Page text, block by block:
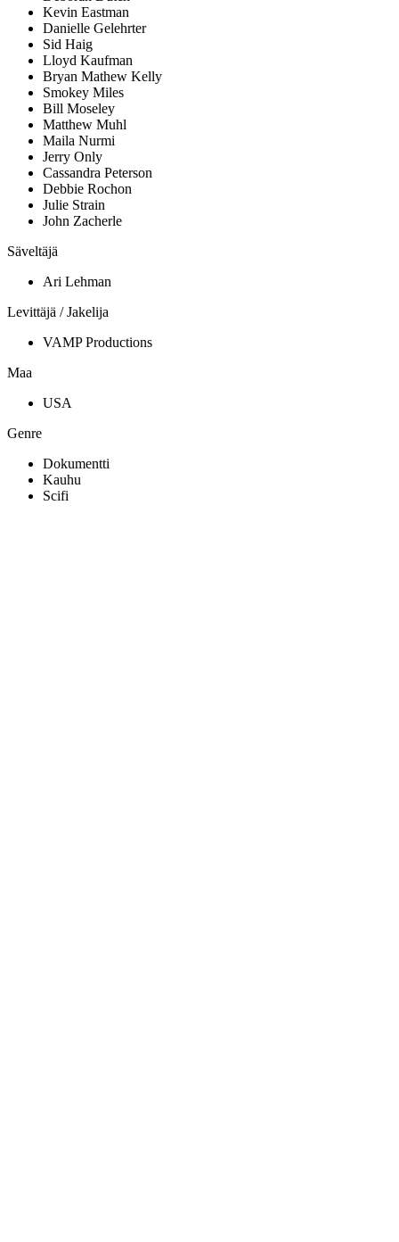
Kevin Eastman
Danielle Gelehrter
Sid Haig
Lloyd Kaufman
Bryan Mathew Kelly
Smokey Miles
Bill Moseley
Matthew Muhl
Maila Nurmi
Jerry Only
Cassandra Peterson
Debbie Rochon
Julie Strain
John Zacherle
Säveltäjä
Ari Lehman
Levittäjä / Jakelija
VAMP Productions
Maa
USA
Genre
Dokumentti
Kauhu
Scifi